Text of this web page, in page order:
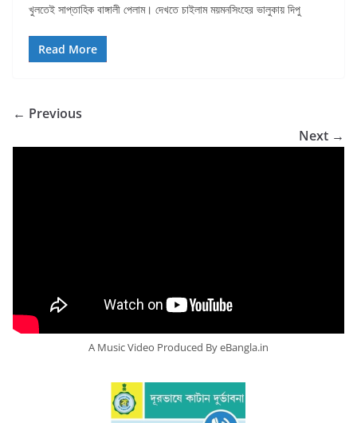
খুলতেই সাপ্তাহিক বাঙ্গালী পেলাম। দেখতে চাইলাম ময়মনসিংহের ভালুকায় দিপু
Read More
← Previous
Next →
A Music Video Produced By eBangla.in